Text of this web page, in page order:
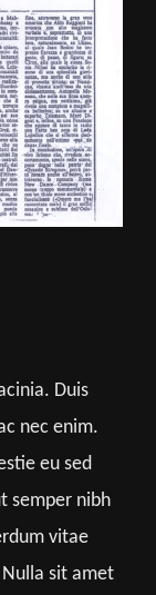
Duis
nec enim.
eu sed
semper nibh
vitae
sit amet